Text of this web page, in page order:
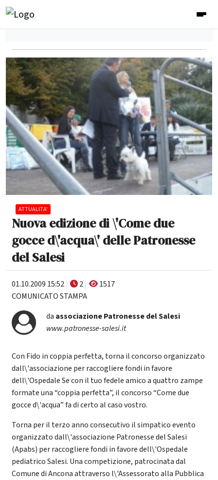
ATTUALITA'
Nuova edizione di \'Come due
gocce d\'acqua\' delle Patronesse
del Salesi
01.10.2009 15:52 2
1517
COMUNICATO STAMPA
da associazione Patronesse del Salesi
www.patronesse-salesi.it
Con Fido in coppia perfetta, torna il concorso organizzato
dall\'associazione per raccogliere fondi in favore
dell\'Ospedale Se con il tuo fedele amico a quattro zampe
formate una “coppia perfetta”, il concorso “Come due
gocce d\'acqua” fa di certo al caso vostro.
Torna per il terzo anno consecutivo il simpatico evento
organizzato dall\'associazione Patronesse del Salesi
(Apabs) per raccogliere fondi in favore dell\'Ospedale
pediatrico Salesi. Una competizione, patrocinata dal
Comune di Ancona attraverso l\'Assessorato alla Pubblica